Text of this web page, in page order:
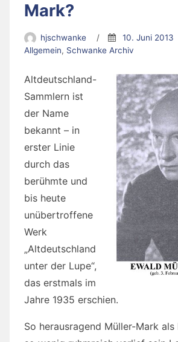
Mark?
hjschwanke / 10. Juni 2013
Allgemein, Schwanke Archiv
Altdeutschland-
Sammlern ist
der Name
bekannt – in
erster Linie
durch das
berühmte und
bis heute
unübertroffene
Werk
„Altdeutschland
unter der Lupe“,
das erstmals im
Jahre 1935 erschien.
So herausragend Müller-Mark als